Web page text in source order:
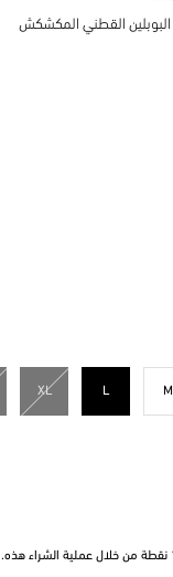
القطني المكشكش
M
L
XL
نقطة من خلال عملية الشراء هذه.